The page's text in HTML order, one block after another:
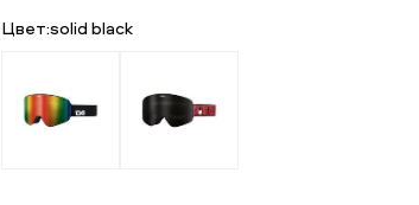
Цвет:solid black